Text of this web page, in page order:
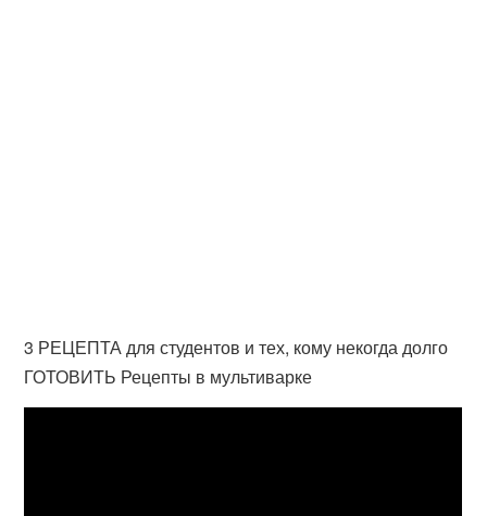
3 РЕЦЕПТА для студентов и тех, кому некогда долго
ГОТОВИТЬ Рецепты в мультиварке